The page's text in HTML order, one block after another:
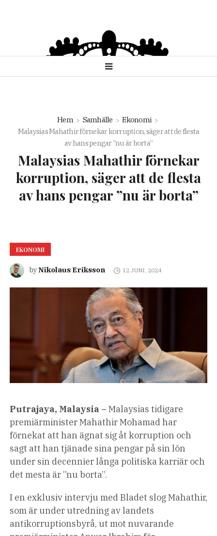
Hem Samhälle
Ekonomi
Malaysias Mahathir förnekar korruption, säger att de flesta
av hans pengar ”nu är borta”
Malaysias Mahathir förnekar
korruption, säger att de flesta
av hans pengar ”nu är borta”
EKONOMI
byNikolaus Eriksson 12 JUNI, 2024
Putrajaya, Malaysia – Malaysias tidigare
premiärminister Mahathir Mohamad har
förnekat att han ägnat sig åt korruption och
sagt att han tjänade sina pengar på sin lön
under sin decennier långa politiska karriär och
det mesta är ”nu borta”.
I en exklusiv intervju med Bladet slog Mahathir,
som är under utredning av landets
antikorruptionsbyrå, ut mot nuvarande